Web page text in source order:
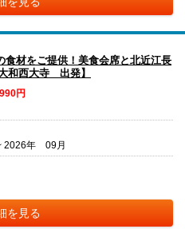
食材をご提供！美食会席と北近江長
和西大寺 出発】
円
2026年 09月
を見る